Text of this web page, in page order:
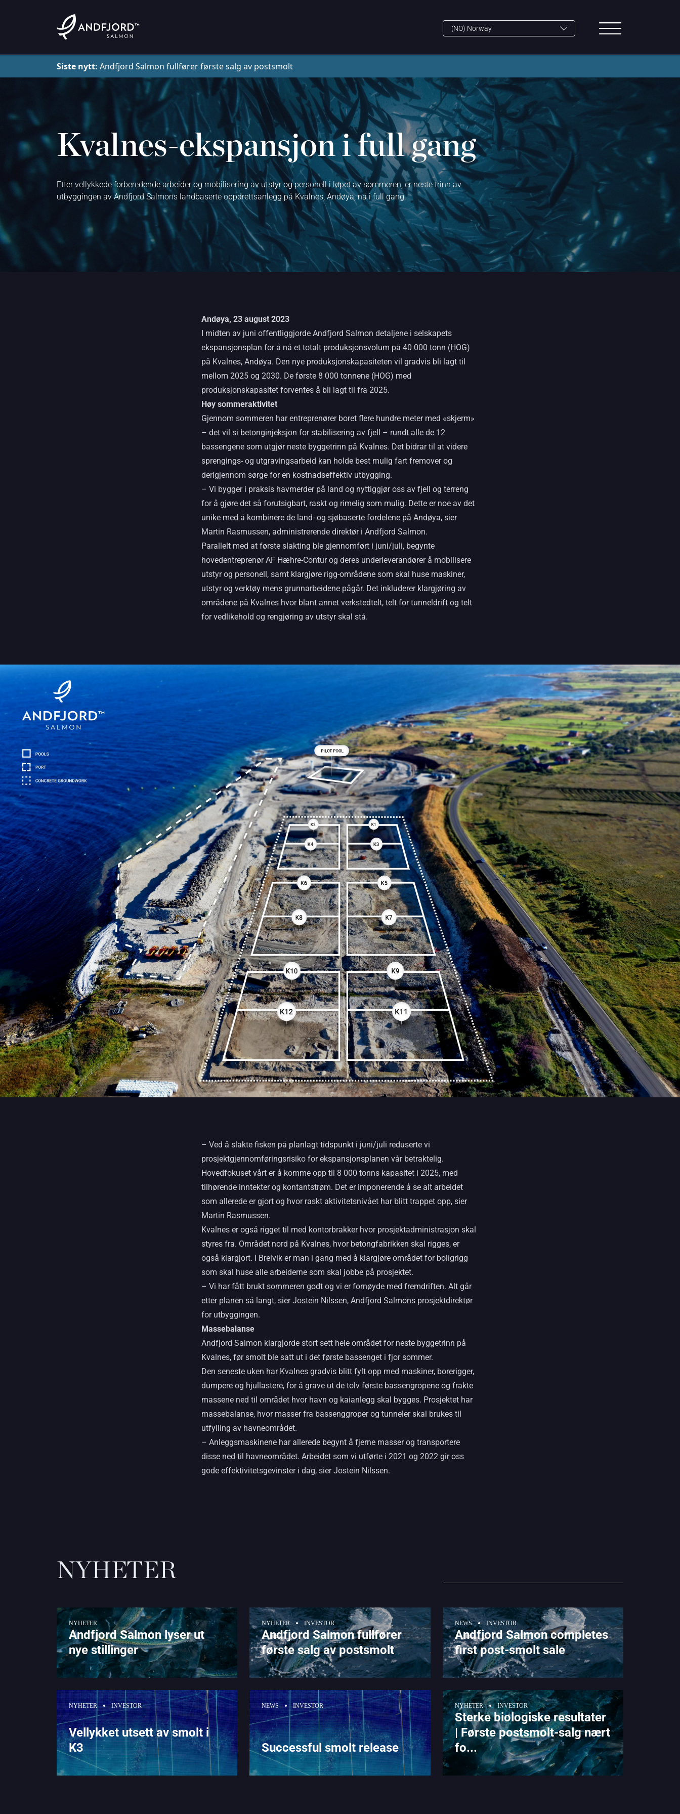
Siste nytt: Andfjord Salmon fullfører første salg av postsmolt
Kvalnes-ekspansjon i full gang
Etter vellykkede forberedende arbeider og mobilisering av utstyr og personell i løpet av sommeren, er neste trinn av
utbyggingen av Andfjord Salmons landbaserte oppdrettsanlegg på Kvalnes, Andøya, nå i full gang.
Andøya, 23 august 2023
I midten av juni offentliggjorde Andfjord Salmon detaljene i selskapets
ekspansjonsplan for å nå et totalt produksjonsvolum på 40 000 tonn (HOG)
på Kvalnes, Andøya. Den nye produksjonskapasiteten vil gradvis bli lagt til
mellom 2025 og 2030. De første 8 000 tonnene (HOG) med
produksjonskapasitet forventes å bli lagt til fra 2025.
Høy sommeraktivitet
Gjennom sommeren har entreprenører boret flere hundre meter med «skjerm»
– det vil si betonginjeksjon for stabilisering av fjell – rundt alle de 12
bassengene som utgjør neste byggetrinn på Kvalnes. Det bidrar til at videre
sprengings- og utgravingsarbeid kan holde best mulig fart fremover og
derigjennom sørge for en kostnadseffektiv utbygging.
– Vi bygger i praksis havmerder på land og nyttiggjør oss av fjell og terreng
for å gjøre det så forutsigbart, raskt og rimelig som mulig. Dette er noe av det
unike med å kombinere de land- og sjøbaserte fordelene på Andøya, sier
Martin Rasmussen, administrerende direktør i Andfjord Salmon.
Parallelt med at første slakting ble gjennomført i juni/juli, begynte
hovedentreprenør AF Hæhre-Contur og deres underleverandører å mobilisere
utstyr og personell, samt klargjøre rigg-områdene som skal huse maskiner,
utstyr og verktøy mens grunnarbeidene pågår. Det inkluderer klargjøring av
områdene på Kvalnes hvor blant annet verkstedtelt, telt for tunneldrift og telt
for vedlikehold og rengjøring av utstyr skal stå.
– Ved å slakte fisken på planlagt tidspunkt i juni/juli reduserte vi
prosjektgjennomføringsrisiko for ekspansjonsplanen vår betraktelig.
Hovedfokuset vårt er å komme opp til 8 000 tonns kapasitet i 2025, med
tilhørende inntekter og kontantstrøm. Det er imponerende å se alt arbeidet
som allerede er gjort og hvor raskt aktivitetsnivået har blitt trappet opp, sier
Martin Rasmussen.
Kvalnes er også rigget til med kontorbrakker hvor prosjektadministrasjon skal
styres fra. Området nord på Kvalnes, hvor betongfabrikken skal rigges, er
også klargjort. I Breivik er man i gang med å klargjøre området for boligrigg
som skal huse alle arbeiderne som skal jobbe på prosjektet.
– Vi har fått brukt sommeren godt og vi er fornøyde med fremdriften. Alt går
etter planen så langt, sier Jostein Nilssen, Andfjord Salmons prosjektdirektør
for utbyggingen.
Massebalanse
Andfjord Salmon klargjorde stort sett hele området for neste byggetrinn på
Kvalnes, før smolt ble satt ut i det første bassenget i fjor sommer.
Den seneste uken har Kvalnes gradvis blitt fylt opp med maskiner, borerigger,
dumpere og hjullastere, for å grave ut de tolv første bassengropene og frakte
massene ned til området hvor havn og kaianlegg skal bygges. Prosjektet har
massebalanse, hvor masser fra bassenggroper og tunneler skal brukes til
utfylling av havneområdet.
– Anleggsmaskinene har allerede begynt å fjerne masser og transportere
disse ned til havneområdet. Arbeidet som vi utførte i 2021 og 2022 gir oss
gode effektivitetsgevinster i dag, sier Jostein Nilssen.
NYHETER
NYHETER
Andfjord Salmon lyser ut
nye stillinger
NYHETER INVESTOR
Andfjord Salmon fullfører
første salg av postsmolt
NEWS INVESTOR
Andfjord Salmon completes
first post-smolt sale
NYHETER INVESTOR
Vellykket utsett av smolt i
K3
NEWS INVESTOR
Successful smolt release
NYHETER INVESTOR
Sterke biologiske resultater
| Første postsmolt-salg nært
fo...